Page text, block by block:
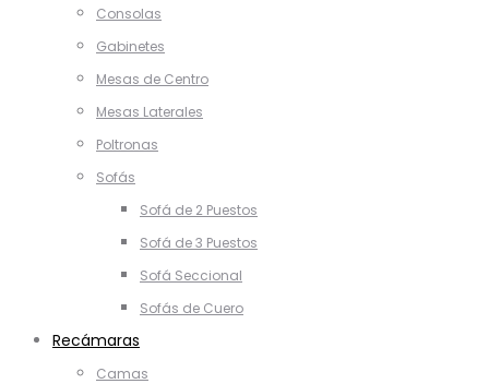
Consolas
Gabinetes
Mesas de Centro
Mesas Laterales
Poltronas
Sofás
Sofá de 2 Puestos
Sofá de 3 Puestos
Sofá Seccional
Sofás de Cuero
Recámaras
Camas